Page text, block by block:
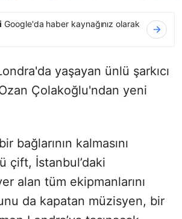
Google'da haber kaynağınız olarak
yaşayan ünlü şarkıcı
Çolakoğlu'ndan yeni
bağlarının kalmasını
çift, İstanbul’daki
alan tüm ekipmanlarını
da kapatan müzisyen, bir